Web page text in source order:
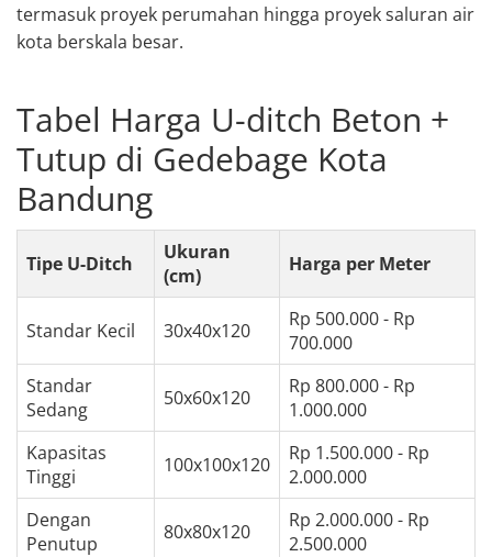
termasuk proyek perumahan hingga proyek saluran air
kota berskala besar.
Tabel Harga U-ditch Beton +
Tutup di Gedebage Kota
Bandung
Tipe U-Ditch
Ukuran
(cm)
Harga per Meter
Standar Kecil 30x40x120
Rp 500.000 - Rp
700.000
Standar
Sedang
50x60x120
Rp 800.000 - Rp
1.000.000
Kapasitas
Tinggi
100x100x120
Rp 1.500.000 - Rp
2.000.000
Dengan
Penutup
80x80x120
Rp 2.000.000 - Rp
2.500.000